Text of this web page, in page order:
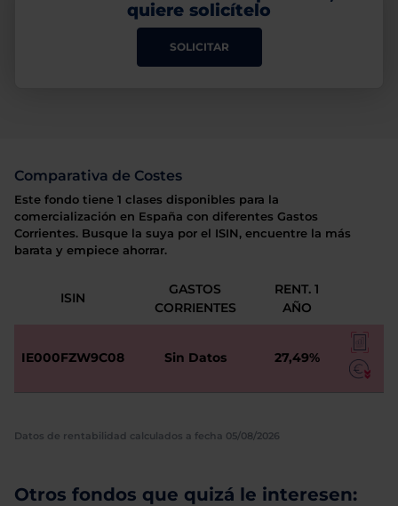
quiere solicítelo
SOLICITAR
Comparativa de Costes
Este fondo tiene 1 clases disponibles para la
comercialización en España con diferentes Gastos
Corrientes. Busque la suya por el ISIN, encuentre la más
barata y empiece ahorrar.
ISIN
GASTOS
CORRIENTES
RENT. 1
AÑO
IE000FZW9C08 Sin Datos 27,49%
Datos de rentabilidad calculados a fecha 05/08/2026
Otros fondos que quizá le interesen: